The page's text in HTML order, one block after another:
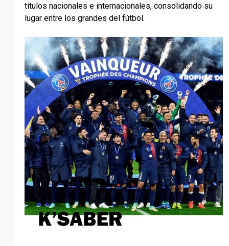
títulos nacionales e internacionales, consolidando su
lugar entre los grandes del fútbol.